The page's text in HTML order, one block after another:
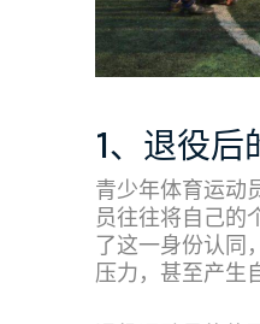
1、退役后
青少年体育运动
员往往将自己的
了这一身份认
压力，甚至产生